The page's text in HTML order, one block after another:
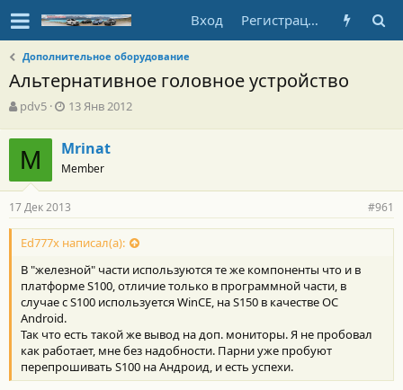
Вход Регистрация
Дополнительное оборудование
Альтернативное головное устройство
А
т
о
р
т
е
м
ы
pdv5
Д
а
н
ч
а
л
а
13 Янв 2012
M Mrinat
Member
17 Дек 2013 #961
Ed777x написал(а):
В "железной" части используются те же компоненты что и в
платформе S100, отличие только в программной части, в
случае с S100 используется WinCE, на S150 в качестве ОС
Android.
Так что есть такой же вывод на доп. мониторы. Я не пробовал
как работает, мне без надобности. Парни уже пробуют
перепрошивать S100 на Андроид, и есть успехи.